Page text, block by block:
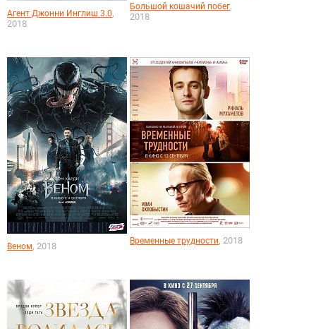
Агент Джонни Инглиш 3.0,
2018
Большой кошачий побег,
2018
Веном, 2018 Временные трудности, 2018